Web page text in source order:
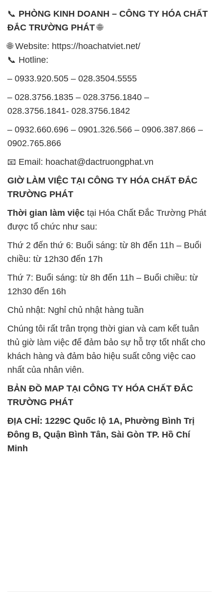
📞 PHÒNG KINH DOANH – CÔNG TY HÓA CHẤT
ĐẮC TRƯỜNG PHÁT🌐
🌐 Website: https://hoachatviet.net/
📞 Hotline:
– 0933.920.505 – 028.3504.5555
– 028.3756.1835 – 028.3756.1840 –
028.3756.1841- 028.3756.1842
– 0932.660.696 – 0901.326.566 – 0906.387.866 –
0902.765.866
📧 Email: hoachat@dactruongphat.vn
GIỜ LÀM VIỆC TẠI CÔNG TY HÓA CHẤT ĐẮC
TRƯỜNG PHÁT
Thời gian làm việc tại Hóa Chất Đắc Trường Phát
được tổ chức như sau:
Thứ 2 đến thứ 6: Buổi sáng: từ 8h đến 11h – Buổi
chiều: từ 12h30 đến 17h
Thứ 7: Buổi sáng: từ 8h đến 11h – Buổi chiều: từ
12h30 đến 16h
Chủ nhật: Nghỉ chủ nhật hàng tuần
Chúng tôi rất trân trọng thời gian và cam kết tuân
thủ giờ làm việc để đảm bảo sự hỗ trợ tốt nhất cho
khách hàng và đảm bảo hiệu suất công việc cao
nhất của nhân viên.
BẢN ĐỒ MAP TẠI CÔNG TY HÓA CHẤT ĐẮC
TRƯỜNG PHÁT
ĐỊA CHỈ: 1229C Quốc lộ 1A, Phường Bình Trị
Đông B, Quận Bình Tân, Sài Gòn TP. Hồ Chí
Minh